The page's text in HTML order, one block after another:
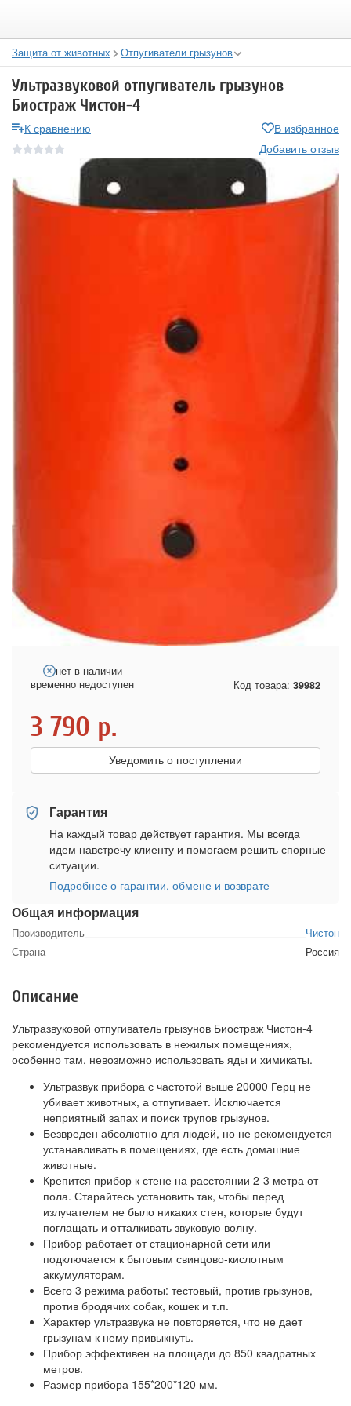
Защита от животных Отпугиватели грызунов
Ультразвуковой отпугиватель грызунов
Биостраж Чистон-4
К сравнению
В избранное
Добавить отзыв
Общая информация
Производитель
Чистон
Страна
Россия
нет в наличии
временно недоступен
Код товара: 39982
3 790 р.
Уведомить о поступлении
Гарантия
На каждый товар действует гарантия. Мы всегда
идем навстречу клиенту и помогаем решить спорные
ситуации.
Подробнее о гарантии, обмене и возврате
Описание
Ультразвуковой отпугиватель грызунов Биостраж Чистон-4
рекомендуется использовать в нежилых помещениях,
особенно там, невозможно использовать яды и химикаты.
Ультразвук прибора с частотой выше 20000 Герц не
убивает животных, а отпугивает. Исключается
неприятный запах и поиск трупов грызунов.
Безвреден абсолютно для людей, но не рекомендуется
устанавливать в помещениях, где есть домашние
животные.
Крепится прибор к стене на расстоянии 2-3 метра от
пола. Старайтесь установить так, чтобы перед
излучателем не было никаких стен, которые будут
поглащать и отталкивать звуковую волну.
Прибор работает от стационарной сети или
подключается к бытовым свинцово-кислотным
аккумуляторам.
Всего 3 режима работы: тестовый, против грызунов,
против бродячих собак, кошек и т.п.
Характер ультразвука не повторяется, что не дает
грызунам к нему привыкнуть.
Прибор эффективен на площади до 850 квадратных
метров.
Размер прибора 155*200*120 мм.